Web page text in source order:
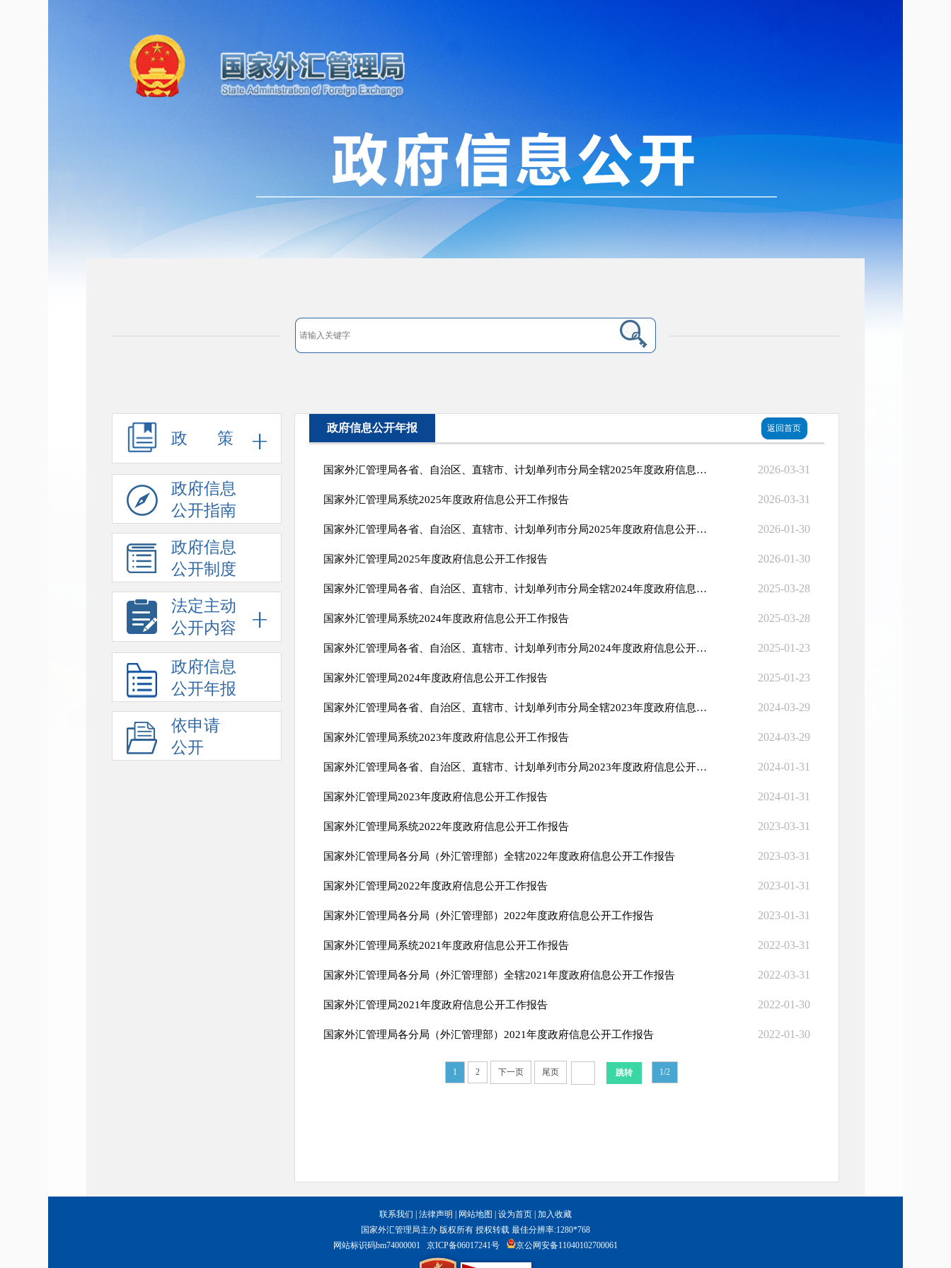
政 策
政府信息
公开指南
政府信息
公开制度
法定主动
公开内容
政府信息
公开年报
依申请
公开
政府信息公开年报 返回首页
国家外汇管理局各省、自治区、直辖市、计划单列市分局全辖2025年度政府信息公开工... 2026-03-31
国家外汇管理局系统2025年度政府信息公开工作报告 2026-03-31
国家外汇管理局各省、自治区、直辖市、计划单列市分局2025年度政府信息公开工作报... 2026-01-30
国家外汇管理局2025年度政府信息公开工作报告​ 2026-01-30
国家外汇管理局各省、自治区、直辖市、计划单列市分局全辖2024年度政府信息公开工... 2025-03-28
国家外汇管理局系统2024年度政府信息公开工作报告 2025-03-28
国家外汇管理局各省、自治区、直辖市、计划单列市分局2024年度政府信息公开工作报... 2025-01-23
国家外汇管理局2024年度政府信息公开工作报告​ 2025-01-23
国家外汇管理局各省、自治区、直辖市、计划单列市分局全辖2023年度政府信息公开工... 2024-03-29
国家外汇管理局系统2023年度政府信息公开工作报告​ 2024-03-29
国家外汇管理局各省、自治区、直辖市、计划单列市分局2023年度政府信息公开工作报... 2024-01-31
国家外汇管理局2023年度政府信息公开工作报告​ 2024-01-31
国家外汇管理局系统2022年度政府信息公开工作报告​ 2023-03-31
国家外汇管理局各分局（外汇管理部）全辖2022年度政府信息公开工作报告 2023-03-31
国家外汇管理局2022年度政府信息公开工作报告​ 2023-01-31
国家外汇管理局各分局（外汇管理部）2022年度政府信息公开工作报告 2023-01-31
国家外汇管理局系统2021年度政府信息公开工作报告​ 2022-03-31
国家外汇管理局各分局（外汇管理部）全辖2021年度政府信息公开工作报告 2022-03-31
国家外汇管理局2021年度政府信息公开工作报告​ 2022-01-30
国家外汇管理局各分局（外汇管理部）2021年度政府信息公开工作报告 2022-01-30
1 2 下一页 尾页 1/2
联系我们 法律声明 网站地图 设为首页 加入收藏
国家外汇管理局主办 版权所有 授权转载 最佳分辨率:1280*768
网站标识码bm74000001 京ICP备06017241号 京公网安备11040102700061